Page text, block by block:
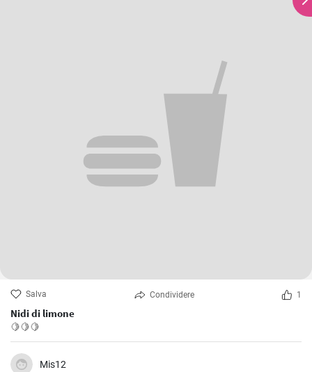
Salva Condividere 1
Nidi di limone
🍋🍋🍋
Mis12